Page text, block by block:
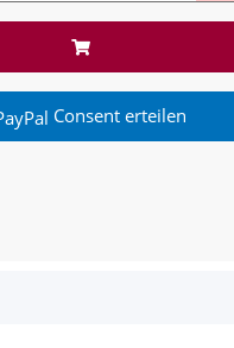
Consent erteilen